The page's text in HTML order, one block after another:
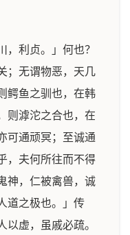
，利贞。」何也？
；无谓物恶，天几
鳄鱼之驯也，在韩
则滹沱之合也，在
可通顽冥；至诚通
，夫何所往而不得
神，仁被禽兽，诚
道之极也。」传
以虚，虽戚必疏。